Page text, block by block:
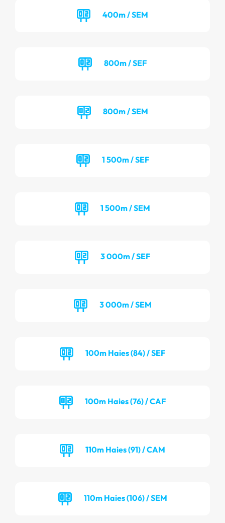
400m / SEM
800m / SEF
800m / SEM
1 500m / SEF
1 500m / SEM
3 000m / SEF
3 000m / SEM
100m Haies (84) / SEF
100m Haies (76) / CAF
110m Haies (91) / CAM
110m Haies (106) / SEM